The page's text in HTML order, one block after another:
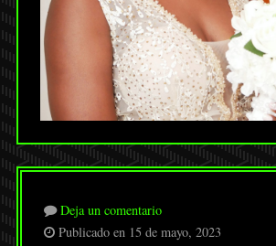
Deja un comentario
Publicado en 15 de mayo, 2023